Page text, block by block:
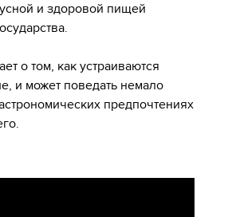
и здоровой пищей
о том, как устраиваются
и может поведать немало
предпочтениях